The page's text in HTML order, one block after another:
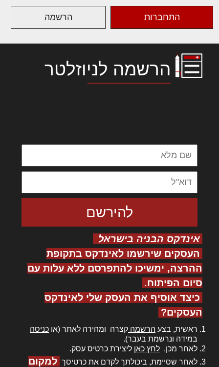
התחברות הרשמה
הרשמה לניוזלטר
אינדקס הבניה בישראל
העסקים שירשמו לאינדקס בתקופת
ההרצה, ימשיכו להתפרסם ללא עלות עם
סיום הפיתוח.
כיצד אוסיף את העסק שלי לאינדקס
העסקים?
ראשית, בצע הרשמה קצרה ומהירה לאתר (או כניסה
במידה ונרשמת בעבר).
לאחר מכן, לחץ כאן ליצירת כרטיס עסק.
לאחר שסיימת, ביכולתך לקדם את כרטיסך למקום